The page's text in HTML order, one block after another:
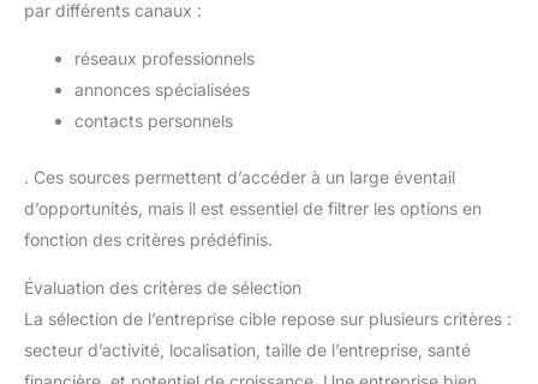
par différents canaux :
réseaux professionnels
annonces spécialisées
contacts personnels
. Ces sources permettent d’accéder à un large éventail
d’opportunités, mais il est essentiel de filtrer les options en
fonction des critères prédéfinis.
Évaluation des critères de sélection
La sélection de l’entreprise cible repose sur plusieurs critères :
secteur d’activité, localisation, taille de l’entreprise, santé